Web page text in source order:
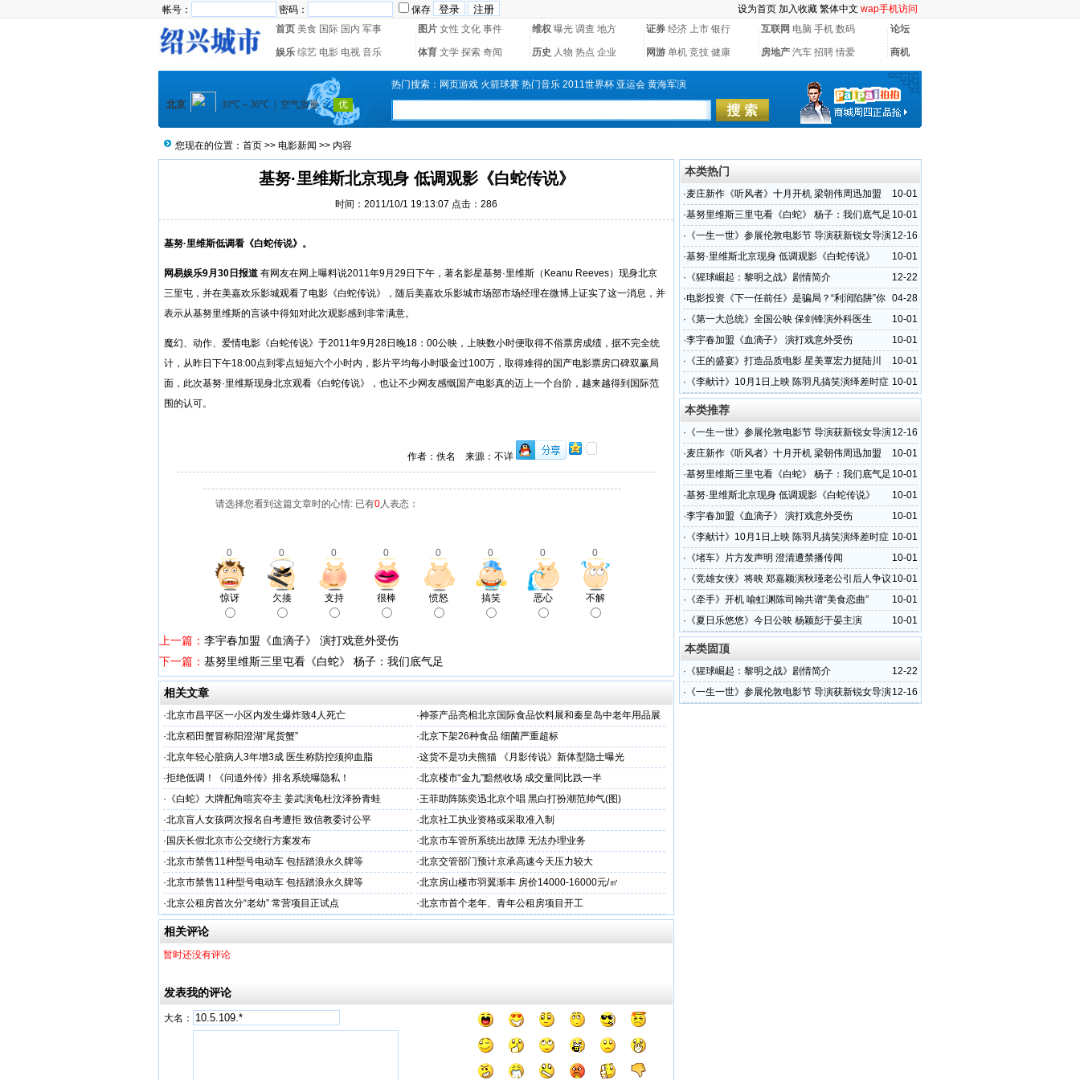
帐号： 密码： 保存 设为首页 加入收藏 繁体中文 wap手机访问
首页 美食 国际 国内 军事 图片 女性 文化 事件 维权 曝光 调查 地方 证券 经济 上市 银行 互联网 电脑 手机 数码 论坛
娱乐 综艺 电影 电视 音乐 体育 文学 探索 奇闻 历史 人物 热点 企业 网游 单机 竞技 健康 房地产 汽车 招聘 情爱 商机
热门搜索： 网页游戏 火箭球赛 热门音乐 2011世界杯 亚运会 黄海军演
您现在的位置： 首页 >> 电影新闻 >> 内容
基努·里维斯北京现身 低调观影《白蛇传说》
时间：2011/10/1 19:13:07 点击： 286
基努·里维斯低调看《白蛇传说》。
网易娱乐9月30日报道 有网友在网上曝料说2011年9月29日下午，著名影星基努·里维斯（Keanu Reeves）现身北京
三里屯，并在美嘉欢乐影城观看了电影《白蛇传说》，随后美嘉欢乐影城市场部市场经理在微博上证实了这一消息，并
表示从基努里维斯的言谈中得知对此次观影感到非常满意。
魔幻、动作、爱情电影《白蛇传说》于2011年9月28日晚18：00公映，上映数小时便取得不俗票房成绩，据不完全统
计，从昨日下午18:00点到零点短短六个小时内，影片平均每小时吸金过100万，取得难得的国产电影票房口碑双赢局
面，此次基努·里维斯现身北京观看《白蛇传说》，也让不少网友感慨国产电影真的迈上一个台阶，越来越得到国际范
围的认可。
作者：佚名 来源：不详
请选择您看到这篇文章时的心情: 已有0人表态：
0 0 0 0 0 0 0 0
惊讶 欠揍 支持 很棒 愤怒 搞笑 恶心 不解
上一篇： 李宇春加盟《血滴子》 演打戏意外受伤
下一篇： 基努里维斯三里屯看《白蛇》 杨子：我们底气足
相关文章
·北京市昌平区一小区内发生爆炸致4人死亡 ·神茶产品亮相北京国际食品饮料展和秦皇岛中老年用品展
示会
·北京稻田蟹冒称阳澄湖“尾货蟹” ·北京下架26种食品 细菌严重超标
·北京年轻心脏病人3年增3成 医生称防控须抑血脂 ·这货不是功夫熊猫 《月影传说》新体型隐士曝光
·拒绝低调！《问道外传》排名系统曝隐私！ ·北京楼市“金九”黯然收场 成交量同比跌一半
· 《白蛇》大牌配角喧宾夺主 姜武演龟杜汶泽扮青蛙 ·王菲助阵陈奕迅北京个唱 黑白打扮潮范帅气(图)
·北京盲人女孩两次报名自考遭拒 致信教委讨公平 ·北京社工执业资格或采取准入制
· 国庆长假北京市公交绕行方案发布 ·北京市车管所系统出故障 无法办理业务
·北京市禁售11种型号电动车 包括踏浪永久牌等 ·北京交管部门预计京承高速今天压力较大
·北京市禁售11种型号电动车 包括踏浪永久牌等 ·北京房山楼市羽翼渐丰 房价14000-16000元/㎡
·北京公租房首次分“老幼” 常营项目正试点 ·北京市首个老年、青年公租房项目开工
相关评论
暂时还没有评论
发表我的评论
大名：
本类热门
10-01
·麦庄新作《听风者》十月开机 梁朝伟周迅加盟
10-01
·基努里维斯三里屯看《白蛇》 杨子：我们底气足
12-16
· 《一生一世》参展伦敦电影节 导演获新锐女导演
奖
10-01
·基努·里维斯北京现身 低调观影《白蛇传说》
12-22
· 《猩球崛起：黎明之战》剧情简介
04-28
·电影投资《下一任前任》是骗局？“利润陷阱”你
应该知道的真相！
10-01
· 《第一大总统》全国公映 保剑锋演外科医生
10-01
·李宇春加盟《血滴子》 演打戏意外受伤
10-01
· 《王的盛宴》打造品质电影 星美覃宏力挺陆川
10-01
· 《李献计》10月1日上映 陈羽凡搞笑演绎差时症
本类推荐
12-16
· 《一生一世》参展伦敦电影节 导演获新锐女导演
奖
10-01
·麦庄新作《听风者》十月开机 梁朝伟周迅加盟
10-01
·基努里维斯三里屯看《白蛇》 杨子：我们底气足
10-01
·基努·里维斯北京现身 低调观影《白蛇传说》
10-01
·李宇春加盟《血滴子》 演打戏意外受伤
10-01
· 《李献计》10月1日上映 陈羽凡搞笑演绎差时症
10-01
· 《堵车》片方发声明 澄清遭禁播传闻
10-01
· 《竞雄女侠》将映 郑嘉颖演秋瑾老公引后人争议
10-01
· 《牵手》开机 喻虹渊陈司翰共谱“美食恋曲”
10-01
· 《夏日乐悠悠》今日公映 杨颖彭于晏主演
本类固顶
12-22
· 《猩球崛起：黎明之战》剧情简介
12-16
· 《一生一世》参展伦敦电影节 导演获新锐女导演